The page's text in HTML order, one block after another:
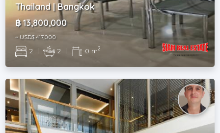
Thailand | Bangkok
฿ 13,800,000
~ USD$ 417,000
2 | 2 | 0 m2